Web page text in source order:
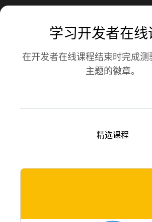
学习开发者在线
在开发者在线课程结束时完成
主题的徽章。
精选课程